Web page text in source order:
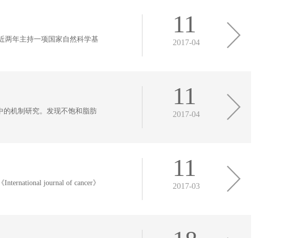
两年主持一项国家自然科学基
11
2017-04
的机制研究。发现不饱和脂肪
11
2017-04
journal of cancer》
11
2017-03